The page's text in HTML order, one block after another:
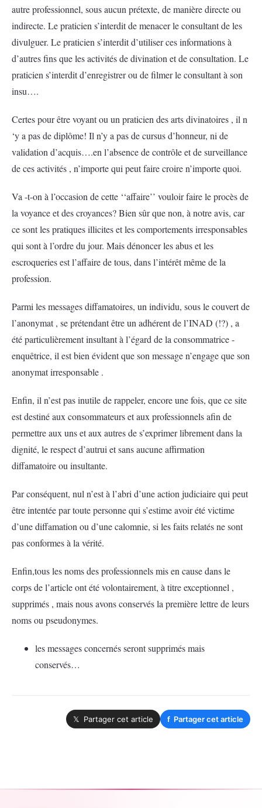
autre professionnel, sous aucun prétexte, de manière directe ou
indirecte. Le praticien s’interdit de menacer le consultant de les
divulguer. Le praticien s’interdit d’utiliser ces informations à
d’autres fins que les activités de divination et de consultation. Le
praticien s’interdit d’enregistrer ou de filmer le consultant à son
insu….
Certes pour être voyant ou un praticien des arts divinatoires , il n
‘y a pas de diplôme! Il n’y a pas de cursus d’honneur, ni de
validation d’acquis….en l’absence de contrôle et de surveillance
de ces activités , n’importe qui peut faire croire n’importe quoi.
Va -t-on à l’occasion de cette ‘‘affaire’’ vouloir faire le procès de
la voyance et des croyances? Bien sûr que non, à notre avis, car
ce sont les pratiques illicites et les comportements irresponsables
qui sont à l’ordre du jour. Mais dénoncer les abus et les
escroqueries est l’affaire de tous, dans l’intérêt même de la
profession.
Parmi les messages diffamatoires, un individu, sous le couvert de
l’anonymat , se prétendant être un adhérent de l’INAD (!?) , a
été particulièrement insultant à l’égard de la consommatrice -
enquêtrice, il est bien évident que son message n’engage que son
anonymat irresponsable .
Enfin, il n’est pas inutile de rappeler, encore une fois, que ce site
est destiné aux consommateurs et aux professionnels afin de
permettre aux uns et aux autres de s’exprimer librement dans la
dignité, le respect d’autrui et sans aucune affirmation
diffamatoire ou insultante.
Par conséquent, nul n’est à l’abri d’une action judiciaire qui peut
être intentée par toute personne qui s’estime avoir été victime
d’une diffamation ou d’une calomnie, si les faits relatés ne sont
pas conformes à la vérité.
Enfin,tous les noms des professionnels mis en cause dans le
corps de l’article ont été volontairement, à titre exceptionnel ,
supprimés , mais nous avons conservés la première lettre de leurs
noms ou pseudonymes.
les messages concernés seront supprimés mais
conservés…
𝕏 Partager cet article f Partager cet article